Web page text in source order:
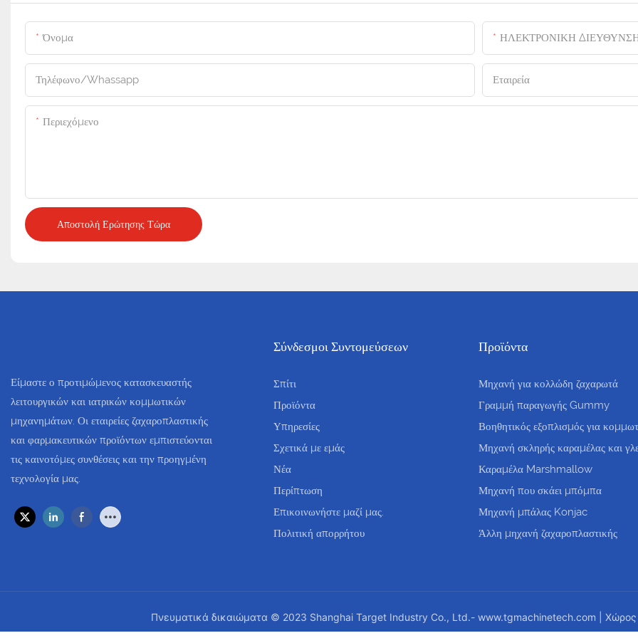
Όνομα ΗΛΕΚΤΡΟΝΙΚΗ
Τηλέφωνο/Whassapp Εταιρεία
Περιεχόμενο
Αποστολή Ερώτησης Τώρα
Είμαστε ο προτιμώμενος κατασκευαστής
λειτουργικών και ιατρικών κομμωτικών
μηχανημάτων. Οι εταιρείες ζαχαροπλαστικής
και φαρμακευτικών προϊόντων εμπιστεύονται
τις καινοτόμες συνθέσεις και την προηγμένη
τεχνολογία μας.
Σύνδεσμοι Συντομεύσεων
Σπίτι
Προϊόντα
Υπηρεσίες
Σχετικά με εμάς
Νέα
Περίπτωση
Επικοινωνήστε μαζί μας.
Πολιτική απορρήτου
Προϊόντα
Μηχανή για κολλώδη ζαχαρωτά
Γραμμή παραγωγής Gummy
Βοηθητικός εξοπλισμός για
Μηχανή σκληρής καραμέλας και
Καραμέλα Marshmallow
Μηχανή που σκάει μπόμπα
Μηχανή μπάλας Konjac
Άλλη μηχανή ζαχαροπλαστικής
Πνευματικά δικαιώματα © 2023 Shanghai Target Industry Co., Ltd.- www.tgmachinetech.com Χώρος